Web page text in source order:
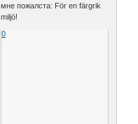
мне пожалста: För en färgrik
miljö!
0